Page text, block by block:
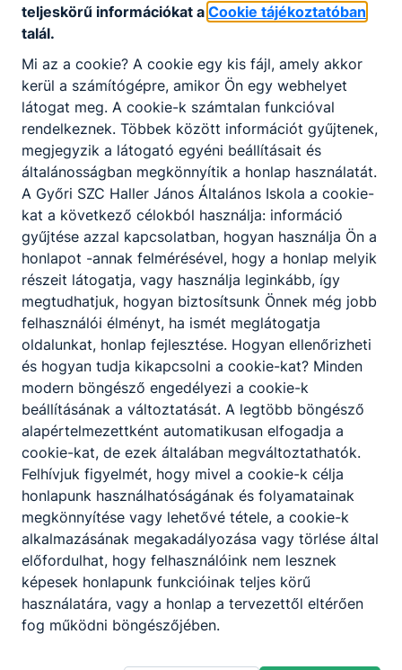
Partnereink
teljeskörű információkat a Cookie tájékoztatóban
talál.
Mi az a cookie? A cookie egy kis fájl, amely akkor
kerül a számítógépre, amikor Ön egy webhelyet
látogat meg. A cookie-k számtalan funkcióval
rendelkeznek. Többek között információt gyűjtenek,
megjegyzik a látogató egyéni beállításait és
általánosságban megkönnyítik a honlap használatát.
A Győri SZC Haller János Általános Iskola a cookie-
kat a következő célokból használja: információ
gyűjtése azzal kapcsolatban, hogyan használja Ön a
honlapot -annak felmérésével, hogy a honlap melyik
részeit látogatja, vagy használja leginkább, így
megtudhatjuk, hogyan biztosítsunk Önnek még jobb
felhasználói élményt, ha ismét meglátogatja
oldalunkat, honlap fejlesztése. Hogyan ellenőrizheti
és hogyan tudja kikapcsolni a cookie-kat? Minden
modern böngésző engedélyezi a cookie-k
beállításának a változtatását. A legtöbb böngésző
alapértelmezettként automatikusan elfogadja a
cookie-kat, de ezek általában megváltoztathatók.
Felhívjuk figyelmét, hogy mivel a cookie-k célja
honlapunk használhatóságának és folyamatainak
megkönnyítése vagy lehetővé tétele, a cookie-k
alkalmazásának megakadályozása vagy törlése által
előfordulhat, hogy felhasználóink nem lesznek
képesek honlapunk funkcióinak teljes körű
használatára, vagy a honlap a tervezettől eltérően
fog működni böngészőjében.